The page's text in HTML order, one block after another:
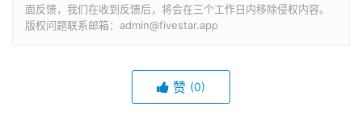
面反馈，我们在收到反馈后，将会在三个工作日内移除侵权内容。
版权问题联系邮箱：admin@fivestar.app
赞 (0)